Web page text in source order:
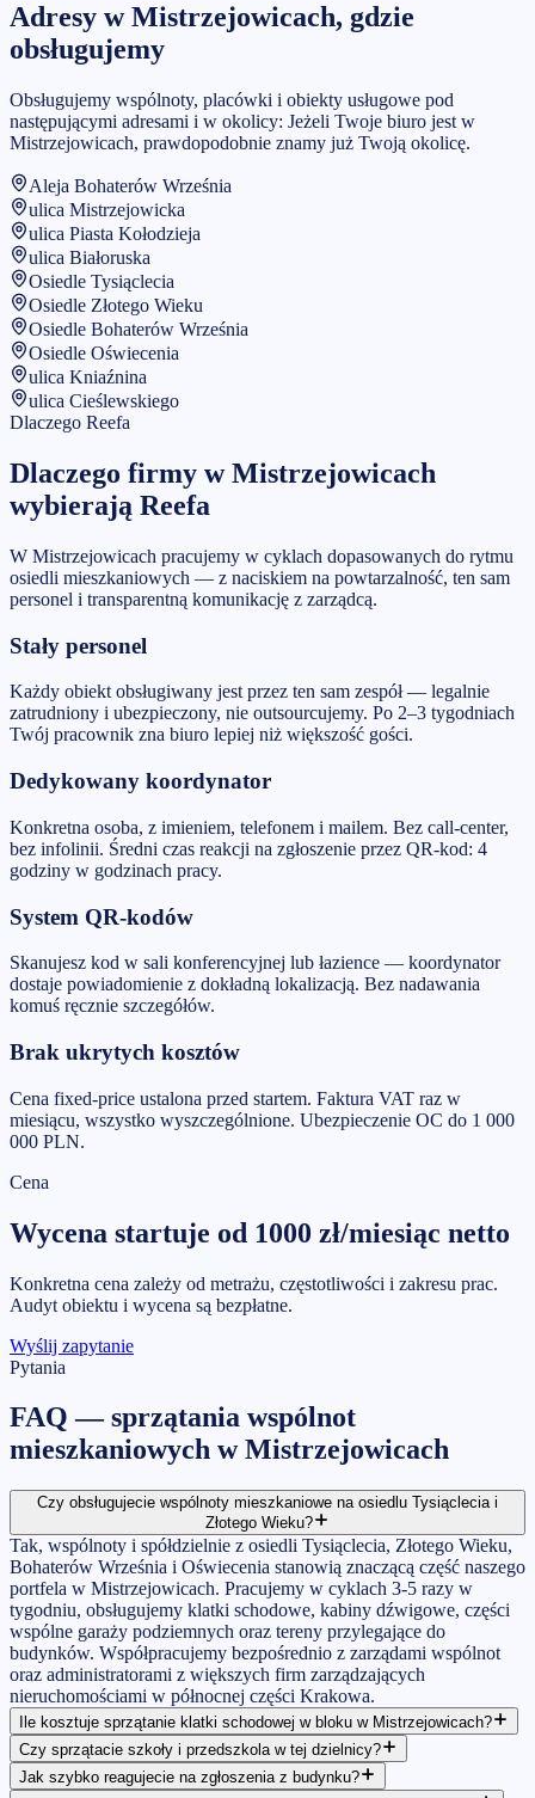
Adresy wMistrzejowicach, gdzie
obsługujemy
Obsługujemy wspólnoty, placówki i obiekty usługowe pod
następującymi adresami i w okolicy: Jeżeli Twoje biuro jest w
Mistrzejowicach, prawdopodobnie znamy już Twoją okolicę.
Aleja Bohaterów Września
ulica Mistrzejowicka
ulica Piasta Kołodzieja
ulica Białoruska
Osiedle Tysiąclecia
Osiedle Złotego Wieku
Osiedle Bohaterów Września
Osiedle Oświecenia
ulica Kniaźnina
ulica Cieślewskiego
Dlaczego Reefa
Dlaczego firmy wMistrzejowicach
wybierają Reefa
W Mistrzejowicach pracujemy w cyklach dopasowanych do rytmu
osiedli mieszkaniowych — z naciskiem na powtarzalność, ten sam
personel i transparentną komunikację z zarządcą.
Stały personel
Każdy obiekt obsługiwany jest przez ten sam zespół — legalnie
zatrudniony i ubezpieczony, nie outsourcujemy. Po 2–3 tygodniach
Twój pracownik zna biuro lepiej niż większość gości.
Dedykowany koordynator
Konkretna osoba, z imieniem, telefonem i mailem. Bez call-center,
bez infolinii. Średni czas reakcji na zgłoszenie przez QR-kod: 4
godziny w godzinach pracy.
System QR-kodów
Skanujesz kod w sali konferencyjnej lub łazience — koordynator
dostaje powiadomienie z dokładną lokalizacją. Bez nadawania
komuś ręcznie szczegółów.
Brak ukrytych kosztów
Cena fixed-price ustalona przed startem. Faktura VAT raz w
miesiącu, wszystko wyszczególnione. Ubezpieczenie OC do 1 000
000 PLN.
Cena
Wycena startuje od 1000 zł/miesiąc netto
Konkretna cena zależy od metrażu, częstotliwości i zakresu prac.
Audyt obiektu i wycena są bezpłatne.
Wyślij zapytanie
Pytania
FAQ —sprzątania wspólnot
mieszkaniowych wMistrzejowicach
Czy obsługujecie wspólnoty mieszkaniowe na osiedlu Tysiąclecia i
Złotego Wieku?
Tak, wspólnoty i spółdzielnie z osiedli Tysiąclecia, Złotego Wieku,
Bohaterów Września i Oświecenia stanowią znaczącą część naszego
portfela w Mistrzejowicach. Pracujemy w cyklach 3-5 razy w
tygodniu, obsługujemy klatki schodowe, kabiny dźwigowe, części
wspólne garaży podziemnych oraz tereny przylegające do
budynków. Współpracujemy bezpośrednio z zarządami wspólnot
oraz administratorami z większych firm zarządzających
nieruchomościami w północnej części Krakowa.
Ile kosztuje sprzątanie klatki schodowej w bloku w Mistrzejowicach?
Czy sprzątacie szkoły i przedszkola w tej dzielnicy?
Jak szybko reagujecie na zgłoszenia z budynku?